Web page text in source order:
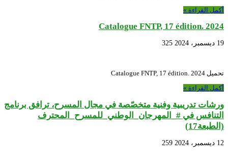
أكمل القراءة »
Catalogue FNTP, 17 édition. 2024
19 ديسمبر، 2024 325
تحميل Catalogue FNTP, 17 édition. 2024
أكمل القراءة »
ورشات تدريبية وفنية متخصّصة في مجال المسرح، ترافق برنامج
التنافس في #_المهرجان_الوطني_للمسرح_المحترف
(الطبعة17)
12 ديسمبر، 2024 259